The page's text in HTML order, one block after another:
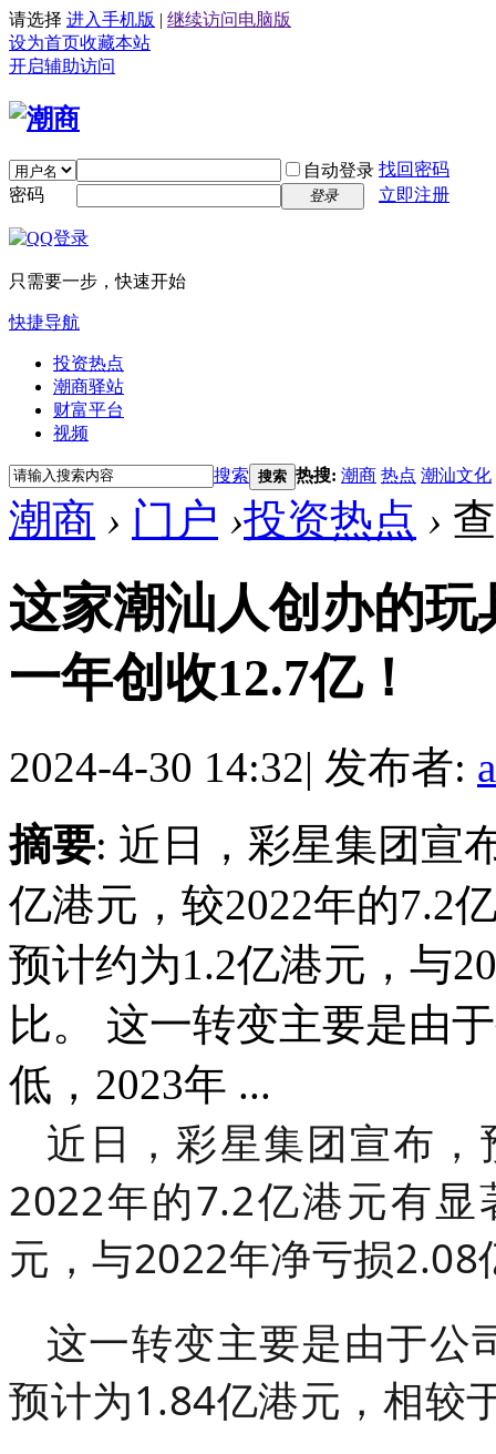
请选择 进入手机版 | 继续访问电脑版
设为首页收藏本站
开启辅助访问
自动登录 找回密码
密码
登录 立即注册
只需要一步，快速开始
快捷导航
投资热点
潮商驿站
财富平台
视频
搜索 搜索 热搜: 潮商 热点 潮汕文化
潮商 › 门户 ›投资热点 ›
这家潮汕人创办的
一年创收12.7亿！
2024-4-30 14:32| 发布者:
摘要: 近日，彩星集团宣
亿港元，较2022年的7.2
预计约为1.2亿港元，与
比。 这一转变主要是由
低，2023年 ...
近日，彩星集团宣布
2022年的7.2亿港元有
元，与2022年净亏损2.08
这一转变主要是由于公
预计为1.84亿港元，相较